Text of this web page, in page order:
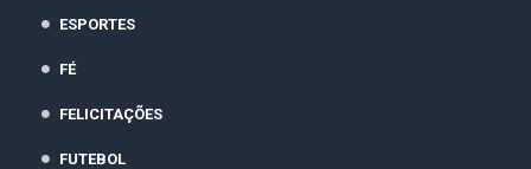
ESPORTES
FÉ
FELICITAÇÕES
FUTEBOL